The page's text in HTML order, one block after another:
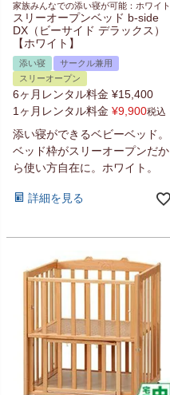
家族みんなでの添い寝が可能：ホワイト
スリーオープンベッド b-side
DX（ビーサイド デラックス）
【ホワイト】
添い寝
サークル兼用
スリーオープン
6ヶ月レンタル料金 ¥15,400
1ヶ月レンタル料金 ¥9,900税込
添い寝ができるベビーベッド。
ベッド枠がスリーオープンだか
ら使い方自在に。ホワイト。
詳細を見る